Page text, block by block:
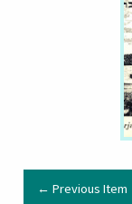
← Previous Item